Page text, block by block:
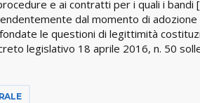
e ai contratti per i quali i
dal momento di
le questioni di legittimità
legislativo 18 aprile 2016, n. 50